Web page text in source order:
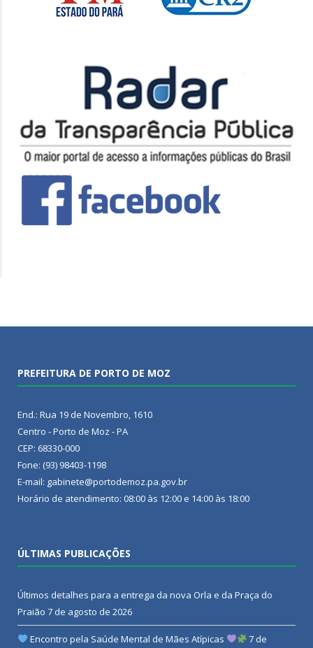
PREFEITURA DE PORTO DE MOZ
End.: Rua 19 de Novembro, 1610
Centro - Porto de Moz - PA
CEP: 68330-000
Fone: (93) 98403-1198
E-mail: gabinete@portodemoz.pa.gov.br
Horário de atendimento: 08:00 às 12:00 e 14:00 às 18:00
ÚLTIMAS PUBLICAÇÕES
Últimos detalhes para a entrega da nova Orla e da Praça do
Praião 7 de agosto de 2026
Encontro pela Saúde Mental de Mães Atípicas
7 de